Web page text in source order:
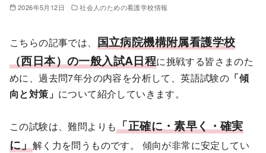
2026年5月12日 社会人のための看護学校情報
こちらの記事では、 国立病院機構附属看護学校
（西日本）の一般入試A日程に挑戦する皆さまのた
めに、過去問7年分の内容を分析して、英語試験の 「傾
向と対策」 について紹介していきます。
この試験は、難問よりも「正確に・素早く・確実
に」解く力を問うものです。 傾向が非常に安定してい